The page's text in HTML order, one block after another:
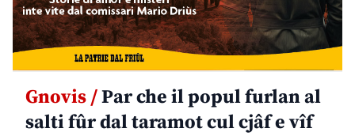
Gnovis /Par che il popul furlan al
salti fûr dal taramot cul cjâf e vîf